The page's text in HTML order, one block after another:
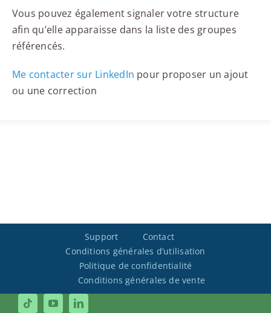
Vous pouvez également signaler votre structure
afin qu’elle apparaisse dans la liste des groupes
référencés.
Me contacter sur LinkedIn pour proposer un ajout
ou une correction
Support
Contact
Conditions générales d’utilisation
Politique de confidentialité
Conditions générales de vente